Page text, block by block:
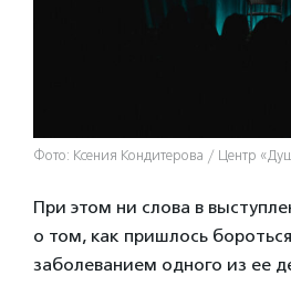
Фото: Ксения Кондитерова / Центр
При этом ни слова в
о том, как пришлось
заболеванием одного из ее